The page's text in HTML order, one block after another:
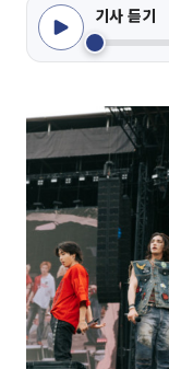
기사 듣기